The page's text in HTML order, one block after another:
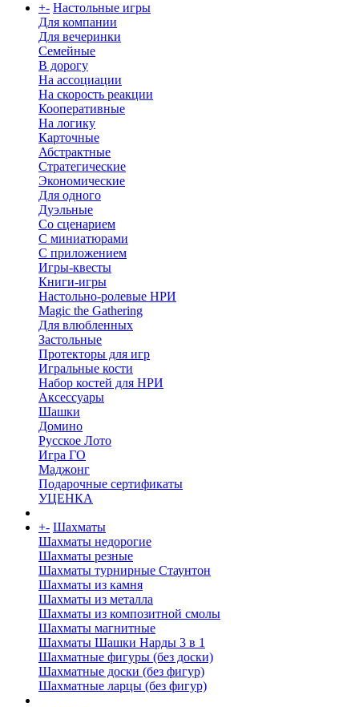
+- Настольные игры
Для компании
Для вечеринки
Семейные
В дорогу
На ассоциации
На скорость реакции
Кооперативные
На логику
Карточные
Абстрактные
Стратегические
Экономические
Для одного
Дуэльные
Со сценарием
С миниатюрами
С приложением
Игры-квесты
Книги-игры
Настольно-ролевые НРИ
Magic the Gathering
Для влюбленных
Застольные
Протекторы для игр
Игральные кости
Набор костей для НРИ
Аксессуары
Шашки
Домино
Русское Лото
Игра ГО
Маджонг
Подарочные сертификаты
УЦЕНКА
+- Шахматы
Шахматы недорогие
Шахматы резные
Шахматы турнирные Стаунтон
Шахматы из камня
Шахматы из металла
Шахматы из композитной смолы
Шахматы магнитные
Шахматы Шашки Нарды 3 в 1
Шахматные фигуры (без доски)
Шахматные доски (без фигур)
Шахматные ларцы (без фигур)